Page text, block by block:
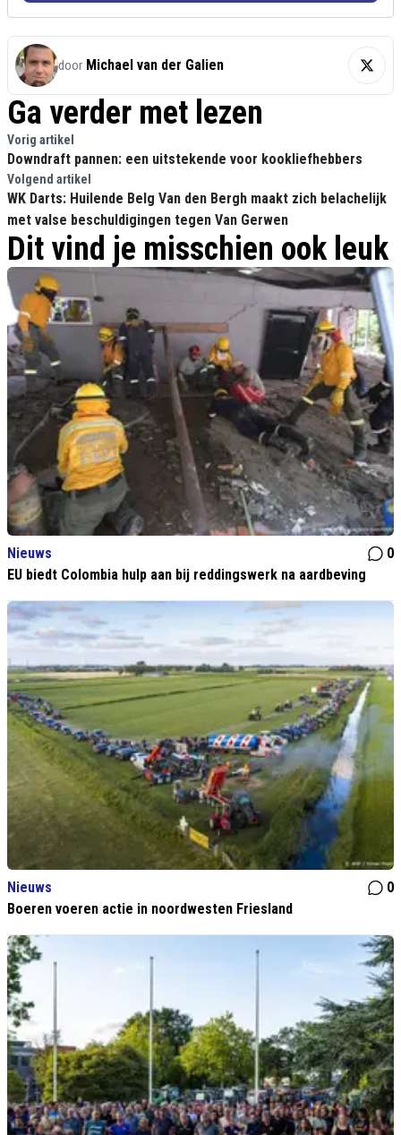
door Michael van der Galien
Ga verder met lezen
Vorig artikel
Downdraft pannen: een uitstekende voor kookliefhebbers
Volgend artikel
WK Darts: Huilende Belg Van den Bergh maakt zich belachelijk
met valse beschuldigingen tegen Van Gerwen
Dit vind je misschien ook leuk
Nieuws
0
EU biedt Colombia hulp aan bij reddingswerk na aardbeving
Nieuws
0
Boeren voeren actie in noordwesten Friesland